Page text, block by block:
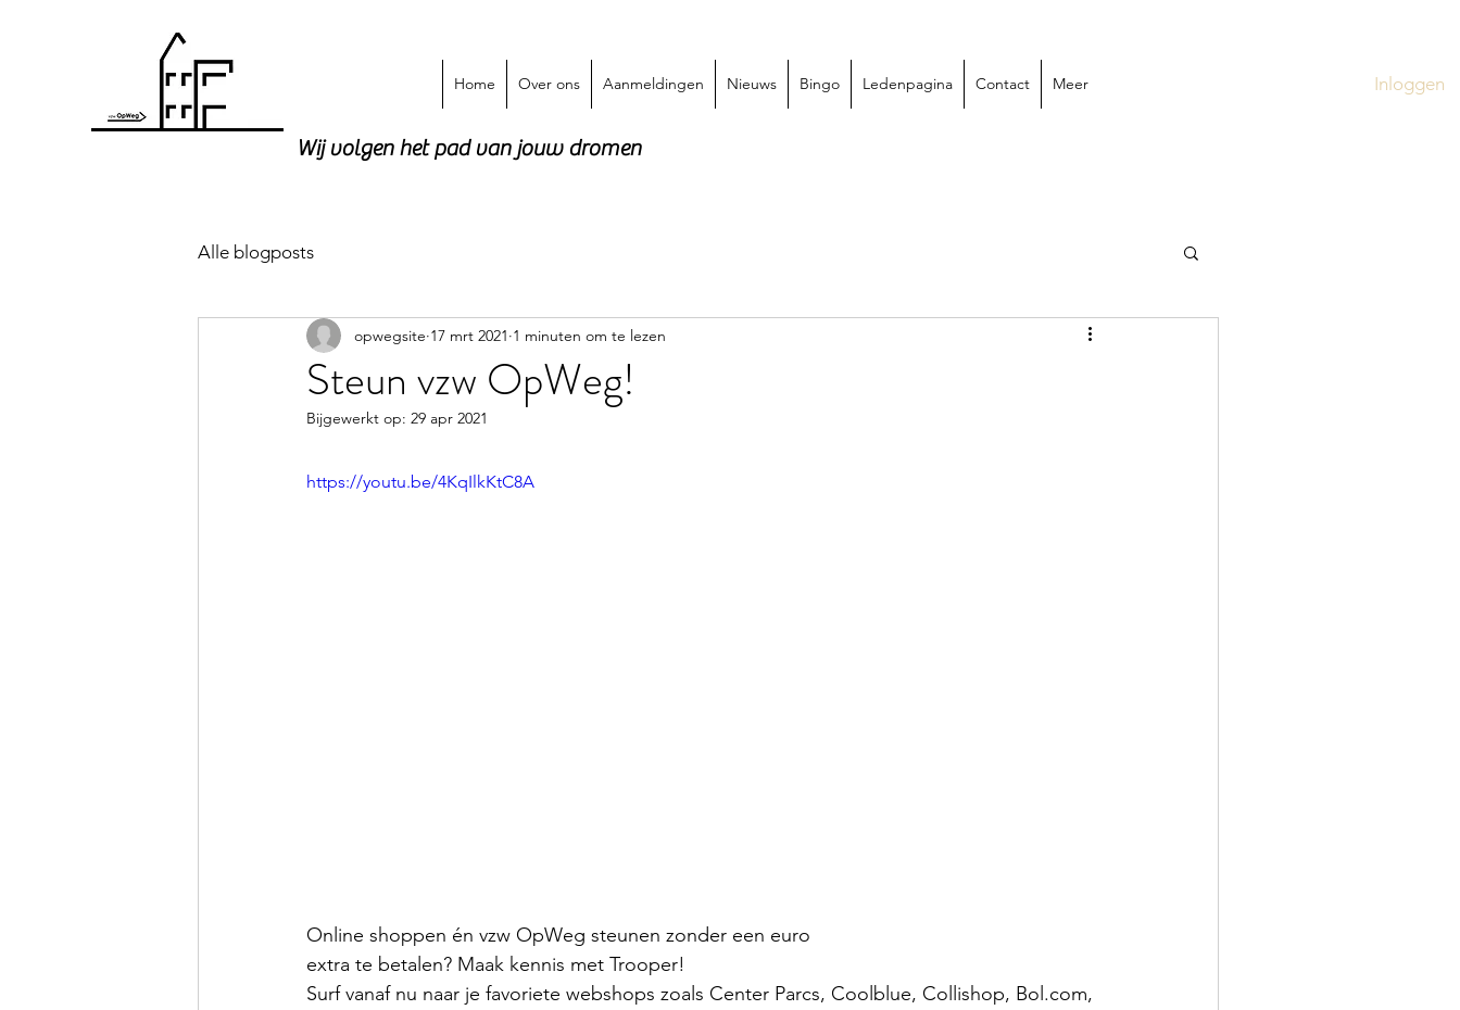
Home Over ons Aanmeldingen Nieuws Bingo Ledenpagina Contact Meer Inloggen
Wij volgen het pad van jouw dromen
Alle blogposts
Steun vzw OpWeg!
opwegsite 17 mrt 2021 1 minuten om te lezen
Bijgewerkt op: 29 apr 2021
https://youtu.be/4KqIlkKtC8A
Online shoppen én vzw OpWeg steunen zonder een euro
extra te betalen? Maak kennis met Trooper!
Surf vanaf nu naar je favoriete webshops zoals Center Parcs, Coolblue, Collishop, Bol.com,